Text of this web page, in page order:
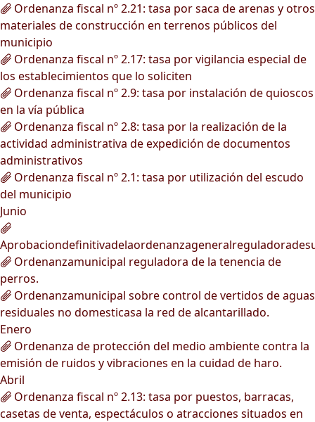
Ordenanza fiscal nº 2.21: tasa por saca de arenas y otros
materiales de construcción en terrenos públicos del
municipio
Ordenanza fiscal nº 2.17: tasa por vigilancia especial de
los establecimientos que lo soliciten
Ordenanza fiscal nº 2.9: tasa por instalación de quioscos
en la vía pública
Ordenanza fiscal nº 2.8: tasa por la realización de la
actividad administrativa de expedición de documentos
administrativos
Ordenanza fiscal nº 2.1: tasa por utilización del escudo
del municipio
Junio
Ordenanzamunicipal reguladora de la tenencia de
perros.
Ordenanzamunicipal sobre control de vertidos de aguas
residuales no domesticasa la red de alcantarillado.
Enero
Ordenanza de protección del medio ambiente contra la
emisión de ruidos y vibraciones en la cuidad de haro.
Abril
Ordenanza fiscal nº 2.13: tasa por puestos, barracas,
casetas de venta, espectáculos o atracciones situados en